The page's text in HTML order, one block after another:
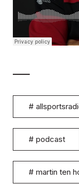
#
# podcast
# martin ten